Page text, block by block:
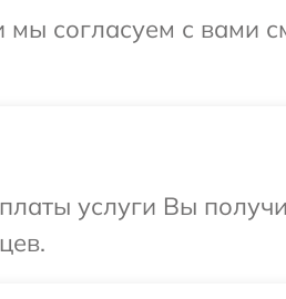
согласуем с вами
услуги Вы